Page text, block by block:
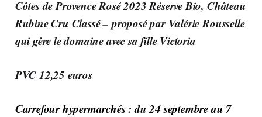
Côtes de Provence Rosé 2023 Réserve Bio, Château
Rubine Cru Classé – proposé par Valérie Rousselle
qui gère le domaine avec sa fille Victoria
PVC 12,25 euros
Carrefour hypermarchés : du 24 septembre au 7